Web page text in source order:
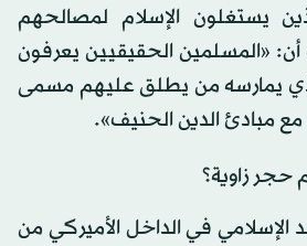
يستغلون الإسلام لمصالحهم
«المسلمين الحقيقيين يعرفون
يمارسه من يطلق عليهم مسمى
مبادئ الدين الحنيف».
حجر زاوية؟
الإسلامي في الداخل الأميركي من